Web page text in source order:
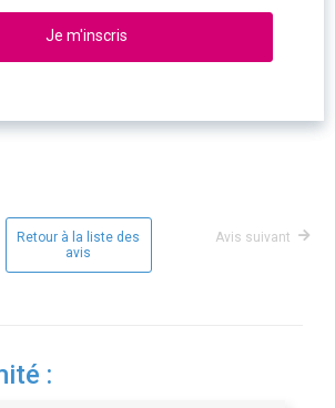
Je m'inscris
Retour à la liste des
avis
Avis suivant
: